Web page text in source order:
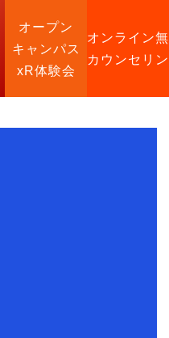
オープン
キャンパス
xR体験会
オンライン
カウンセリ